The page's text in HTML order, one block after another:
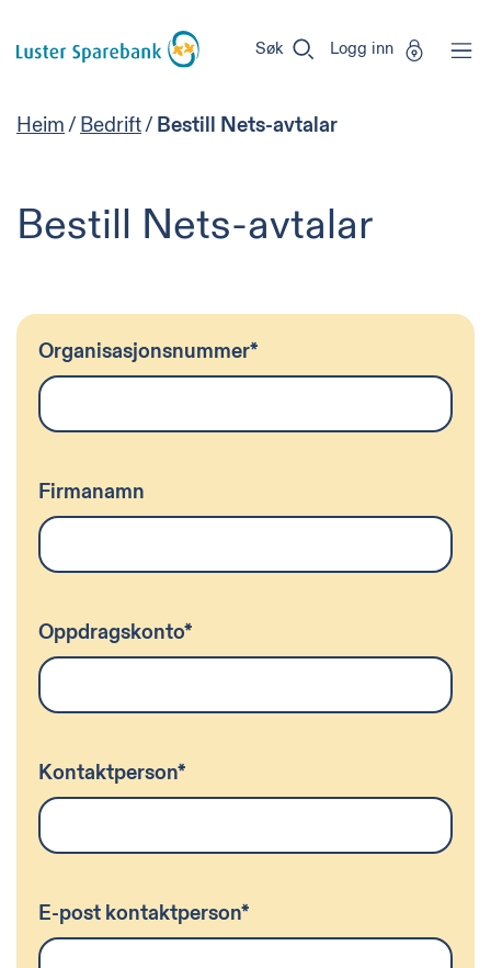
Sparebank
Søk Logg inn
Heim/ Bedrift/ Bestill Nets-avtalar
Bestill Nets-avtalar
Organisasjonsnummer*
Firmanamn
Oppdragskonto*
Kontaktperson*
E-post kontaktperson*
er
Miljøfyrtårn-